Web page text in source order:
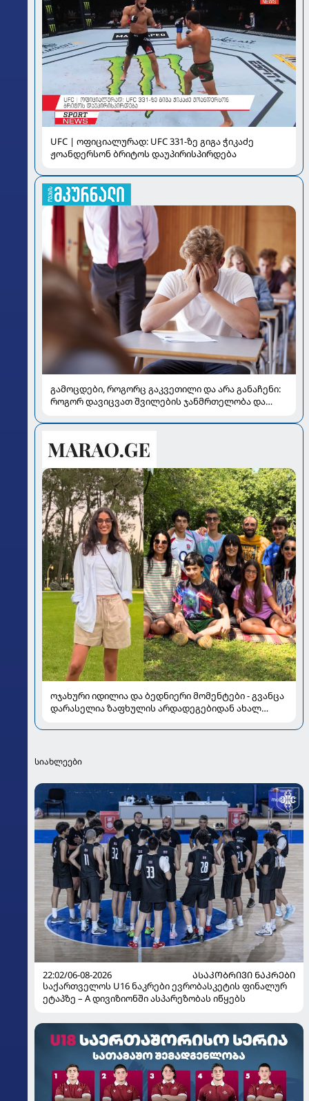
UFC | ოფიციალურად: UFC 331-ზე გიგა ჭიკაძე
ჟოანდერსონ ბრიტოს დაუპირისპირდება
გამოცდები, როგორც გაკვეთილი და არა განაჩენი:
როგორ დავიცვათ შვილების ჯანმრთელობა და
ოჯახური იდილია და ბედნიერი მომენტები - გვანცა
დარასელია ზაფხულის არდადეგებიდან ახალ
სიახლეები
22:02/06-08-2026
ᲐᲡᲐᲙᲝᲑᲠᲘᲕᲘ ᲜᲐᲙᲠᲔᲑᲘ
საქართველოს U16 ნაკრები ევრობასკეტის ფინალურ
ეტაპზე – A დივიზიონში ასპარეზობას იწყებს